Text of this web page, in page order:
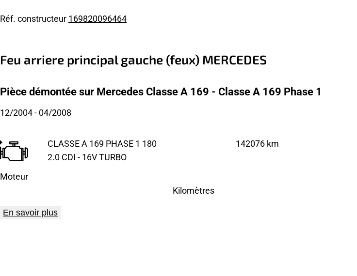
Réf. constructeur 169820096464
Feu arriere principal gauche (feux) MERCEDES
Pièce démontée sur Mercedes Classe A 169 - Classe A 169 Phase 1
12/2004- 04/2008
Moteur
CLASSE A 169 PHASE 1 180
2.0 CDI - 16V TURBO
Kilomètres
142076 km
En savoir plus